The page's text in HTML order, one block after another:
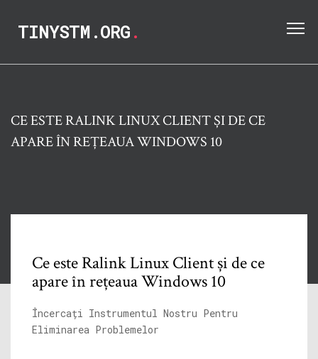
TINYSTM.ORG.
CE ESTE RALINK LINUX CLIENT ȘI DE CE
APARE ÎN REȚEAUA WINDOWS 10
Ce este Ralink Linux Client și de ce
apare în rețeaua Windows 10
Încercați Instrumentul Nostru Pentru
Eliminarea Problemelor